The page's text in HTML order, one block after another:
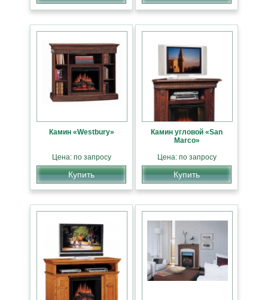
Камин «Westbury»
Цена: по запросу
Купить
Камин угловой «San
Marco»
Цена: по запросу
Купить